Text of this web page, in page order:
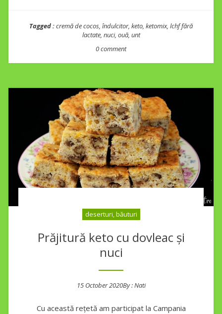
Tagged :cremă de cocos, îndulcitor, keto, ketomix, lchf fără
lactate, nuci, ouă, unt
0 comment
deserturi, băuturi
Prăjitură keto cu dovleac și
nuci
15 October 2020By :Nati
Cu această rețetă am participat la Campania